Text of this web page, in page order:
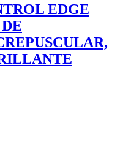
EDGE